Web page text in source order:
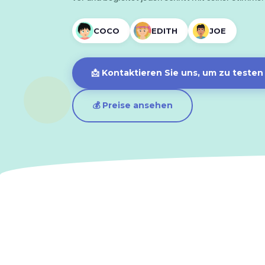
COCO EDITH JOE
📩 Kontaktieren Sie uns, um zu testen
💰 Preise ansehen